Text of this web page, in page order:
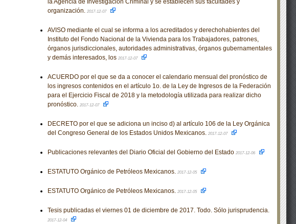
la Agencia de Investigación Criminal y se establecen sus facultades y
organización. 2017-12-07
AVISO mediante el cual se informa a los acreditados y derechohabientes del
Instituto del Fondo Nacional de la Vivienda para los Trabajadores, patrones,
órganos jurisdiccionales, autoridades administrativas, órganos gubernamentales
y demás interesados, los 2017-12-07
ACUERDO por el que se da a conocer el calendario mensual del pronóstico de
los ingresos contenidos en el artículo 1o. de la Ley de Ingresos de la Federación
para el Ejercicio Fiscal de 2018 y la metodología utilizada para realizar dicho
pronóstico. 2017-12-07
DECRETO por el que se adiciona un inciso d) al artículo 106 de la Ley Orgánica
del Congreso General de los Estados Unidos Mexicanos. 2017-12-07
Publicaciones relevantes del Diario Oficial del Gobierno del Estado 2017-12-06
ESTATUTO Orgánico de Petróleos Mexicanos. 2017-12-05
ESTATUTO Orgánico de Petróleos Mexicanos. 2017-12-05
Tesis publicadas el viernes 01 de diciembre de 2017. Todo. Sólo jurisprudencia.
2017-12-04